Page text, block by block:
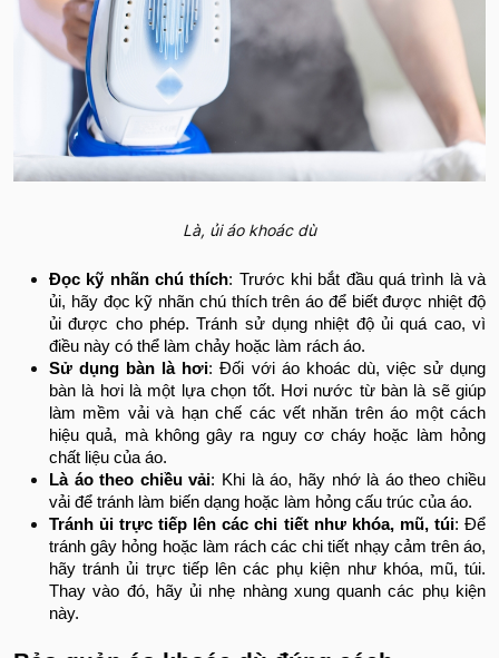
Là, ủi áo khoác dù
Đọc kỹ nhãn chú thích: Trước khi bắt đầu quá trình là và
ủi, hãy đọc kỹ nhãn chú thích trên áo để biết được nhiệt độ
ủi được cho phép. Tránh sử dụng nhiệt độ ủi quá cao, vì
điều này có thể làm chảy hoặc làm rách áo.
Sử dụng bàn là hơi: Đối với áo khoác dù, việc sử dụng
bàn là hơi là một lựa chọn tốt. Hơi nước từ bàn là sẽ giúp
làm mềm vải và hạn chế các vết nhăn trên áo một cách
hiệu quả, mà không gây ra nguy cơ cháy hoặc làm hỏng
chất liệu của áo.
Là áo theo chiều vải: Khi là áo, hãy nhớ là áo theo chiều
vải để tránh làm biến dạng hoặc làm hỏng cấu trúc của áo.
Tránh ủi trực tiếp lên các chi tiết như khóa, mũ, túi: Để
tránh gây hỏng hoặc làm rách các chi tiết nhạy cảm trên áo,
hãy tránh ủi trực tiếp lên các phụ kiện như khóa, mũ, túi.
Thay vào đó, hãy ủi nhẹ nhàng xung quanh các phụ kiện
này.